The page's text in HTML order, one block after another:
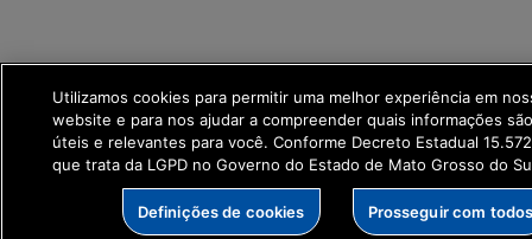
Utilizamos cookies para permitir uma melhor experiência em
website e para nos ajudar a compreender quais informações
úteis e relevantes para você. Conforme Decreto Estadual
que trata da LGPD no Governo do Estado de Mato Grosso do
Definições de cookies Prosseguir com